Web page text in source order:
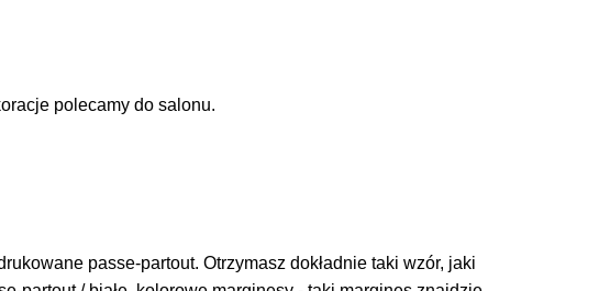
polecamy do salonu.
passe-partout. Otrzymasz dokładnie taki wzór, jaki